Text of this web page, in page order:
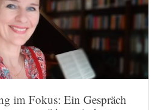
im Fokus: Ein Gespräch